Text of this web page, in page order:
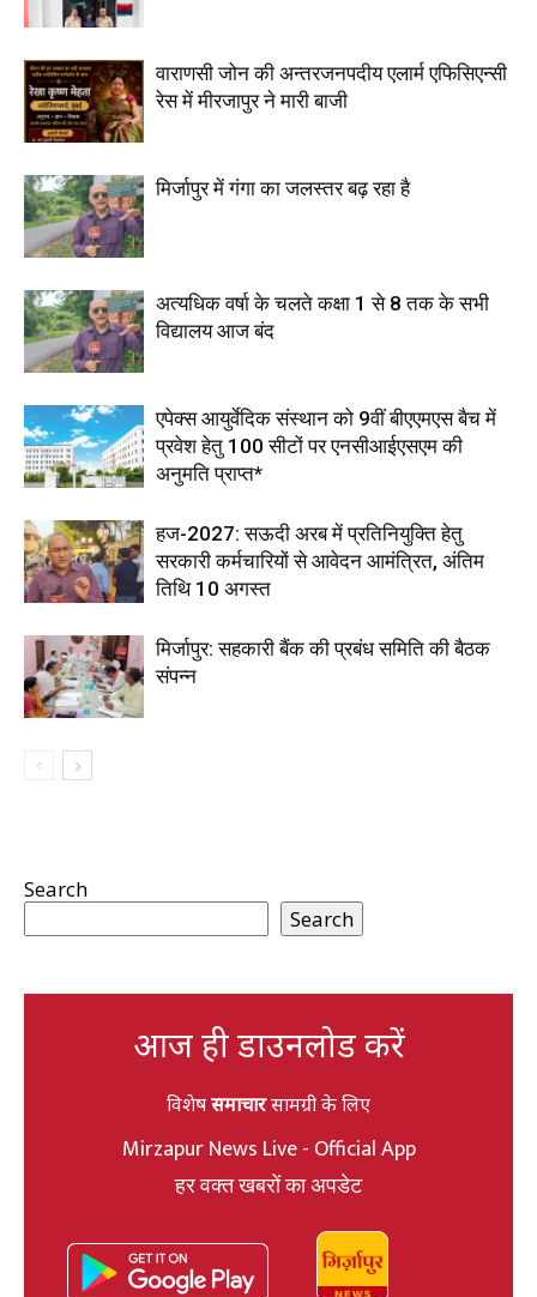
वाराणसी जोन की अन्तरजनपदीय एलार्म एफिसिएन्सी
रेस में मीरजापुर ने मारी बाजी
मिर्जापुर में गंगा का जलस्तर बढ़ रहा है
अत्यधिक वर्षा के चलते कक्षा 1 से 8 तक के सभी
विद्यालय आज बंद
एपेक्स आयुर्वेदिक संस्थान को 9वीं बीएएमएस बैच में
प्रवेश हेतु 100 सीटों पर एनसीआईएसएम की
अनुमति प्राप्त*
हज-2027: सऊदी अरब में प्रतिनियुक्ति हेतु
सरकारी कर्मचारियों से आवेदन आमंत्रित, अंतिम
तिथि 10 अगस्त
मिर्जापुर: सहकारी बैंक की प्रबंध समिति की बैठक
संपन्न
Search
Search
आज ही डाउनलोड करें
विशेषसमाचारसामग्री के लिए
Mirzapur News Live - Official App
हर वक्त खबरों का अपडेट